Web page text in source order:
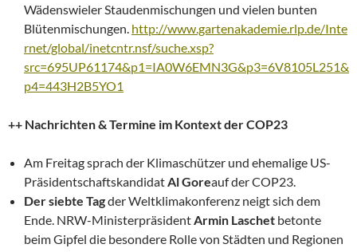
Wädenswieler Staudenmischungen und vielen bunten
Blütenmischungen. http://www.gartenakademie.rlp.de/Inte
rnet/global/inetcntr.nsf/suche.xsp?
src=695UP61174&p1=IA0W6EMN3G&p3=6V8105L251&
p4=443H2B5YO1
++ Nachrichten & Termine im Kontext der COP23
Am Freitag sprach der Klimaschützer und ehemalige US-
PräsidentschaftskandidatAl Goreauf der COP23.
Der siebte Tagder Weltklimakonferenz neigt sich dem
Ende. NRW-MinisterpräsidentArmin Laschet betonte
beim Gipfel die besondere Rolle von Städten und Regionen